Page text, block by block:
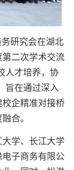
研究会在湖北
二次学术交流
人才培养，协
旨在通过深入
企精准对接桥
合。
学、长江大学
子商务有限公